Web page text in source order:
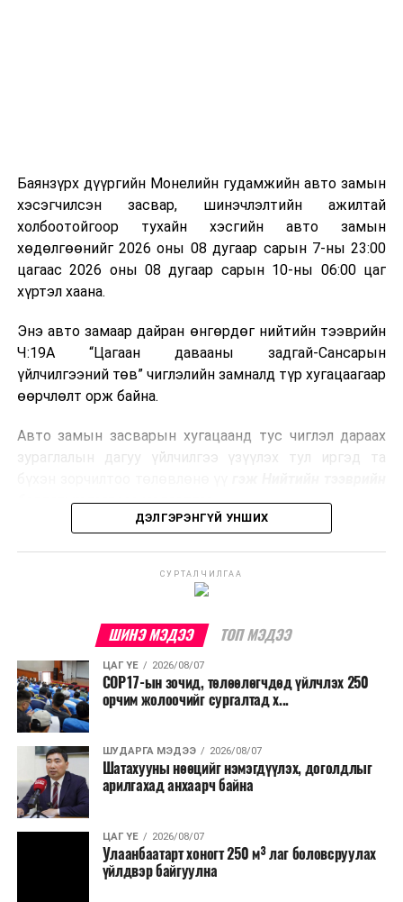
болон дулааны эрчим хүч үйлдвэрлэхэд ашиглаж
болдог. Зарим технологийн хувьд шаталтын дараа
үлдэх үнснээс фосфор зэрэг ашигт эрдсийг сэргээн
авах боломжтой аж.
байна. Тухайлбал, Германд лаг шатаах үйлдвэрээс
гарсан үнснээс фосфор сэргээн авах технологи
ашигладаг бол Нидерландад төвлөрсөн лаг
боловсруулах үйлдвэрүүдээр дулаан, цахилгаан
Ийнхүү лаг хатаах, шатаах технологийг лагийн
улсад өргөн ашиглаж байна.
Баянзүрх дүүргийн Монелийн гудамжийн авто замын
хэсэгчилсэн засвар, шинэчлэлтийн ажилтай
холбоотойгоор тухайн хэсгийн авто замын
хөдөлгөөнийг 2026 оны 08 дугаар сарын 7-ны 23:00
цагаас 2026 оны 08 дугаар сарын 10-ны 06:00 цаг
хүртэл хаана.
Энэ авто замаар дайран өнгөрдөг нийтийн тээврийн
Ч:19А “Цагаан давааны задгай-Сансарын
үйлчилгээний төв” чиглэлийн замналд түр хугацаагаар
өөрчлөлт орж байна.
Авто замын засварын хугацаанд тус чиглэл дараах
зураглалын дагуу үйлчилгээ үзүүлэх тул иргэд та
бодлогын газраас мэдээллээ.
ДЭЛГЭРЭНГҮЙ УНШИХ
СУРТАЛЧИЛГАА
ШИНЭ МЭДЭЭ ТОП МЭДЭЭ
ЦАГ ҮЕ 2026/08/07
COP17-ын зочид, төлөөлөгчдөд үйлчлэх 250
орчим жолоочийг сургалтад х...
ШУДАРГА МЭДЭЭ 2026/08/07
Шатахууны нөөцийг нэмэгдүүлэх, доголдлыг
арилгахад анхаарч байна
ЦАГ ҮЕ 2026/08/07
Улаанбаатарт хоногт 250 м³ лаг боловсруулах
үйлдвэр байгуулна